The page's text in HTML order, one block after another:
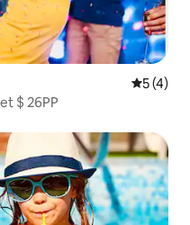
5 (4)
$ 26PP